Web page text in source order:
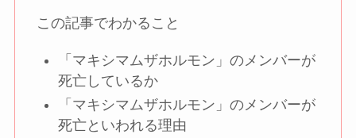
この記事でわかること
「マキシマムザホルモン」のメンバーが
死亡しているか
「マキシマムザホルモン」のメンバーが
死亡といわれる理由